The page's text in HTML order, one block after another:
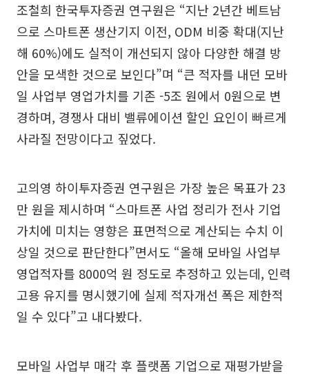
조철희 한국투자증권 연구원은 “지난 2년간 베트남
으로 스마트폰 생산기지 이전, ODM 비중 확대(지난
해 60%)에도 실적이 개선되지 않아 다양한 해결 방
안을 모색한 것으로 보인다”며 “큰 적자를 내던 모바
일 사업부 영업가치를 기존 -5조 원에서 0원으로 변
경하며, 경쟁사 대비 밸류에이션 할인 요인이 빠르게
사라질 전망이다고 짚었다.
고의영 하이투자증권 연구원은 가장 높은 목표가 23
만 원을 제시하며 “스마트폰 사업 정리가 전사 기업
가치에 미치는 영향은 표면적으로 계산되는 수치 이
상일 것으로 판단한다”면서도 “올해 모바일 사업부
영업적자를 8000억 원 정도로 추정하고 있는데, 인력
고용 유지를 명시했기에 실제 적자개선 폭은 제한적
일 수 있다”고 내다봤다.
모바일 사업부 매각 후 플랫폼 기업으로 재평가받을